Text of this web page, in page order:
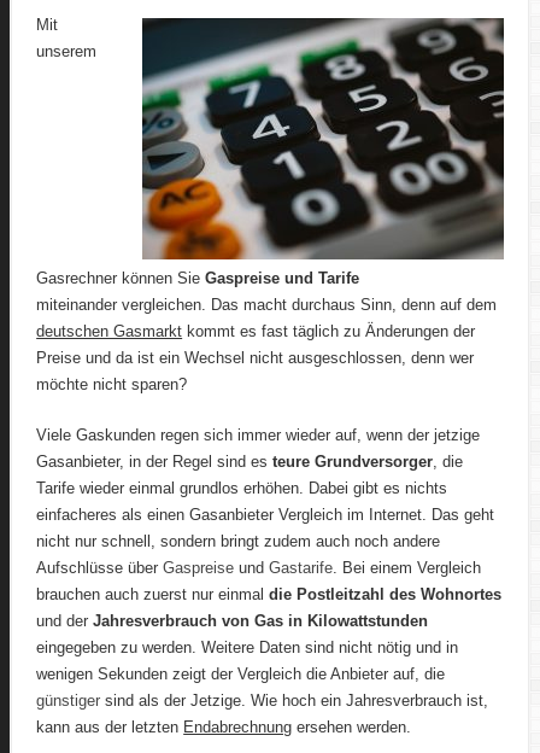
Mit
unserem
Gasrechner können SieGaspreise und Tarife
miteinander vergleichen. Das macht durchaus Sinn, denn auf dem
deutschen Gasmarkt kommt es fast täglich zu Änderungen der
Preise und da ist ein Wechsel nicht ausgeschlossen, denn wer
möchte nicht sparen?
Viele Gaskunden regen sich immer wieder auf, wenn der jetzige
Gasanbieter, in der Regel sind es teure Grundversorger, die
Tarife wieder einmal grundlos erhöhen. Dabei gibt es nichts
einfacheres als einen Gasanbieter Vergleich im Internet. Das geht
nicht nur schnell, sondern bringt zudem auch noch andere
Aufschlüsse überGaspreiseundGastarife. Bei einem Vergleich
brauchen auch zuerst nur einmaldie Postleitzahl des Wohnortes
und derJahresverbrauch von Gas in Kilowattstunden
eingegeben zu werden. Weitere Daten sind nicht nötig und in
wenigen Sekunden zeigt der Vergleich die Anbieter auf, die
günstigersind als der Jetzige. Wie hoch ein Jahresverbrauch ist,
kann aus der letzten Endabrechnung ersehen werden.